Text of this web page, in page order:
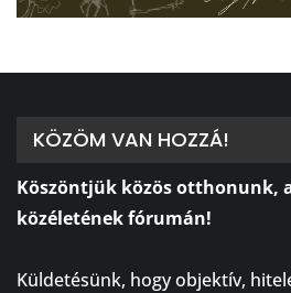
KÖZÖM VAN HOZZÁ!
Köszöntjük közös otthonunk,
közéletének fórumán!
Küldetésünk, hogy objektív,